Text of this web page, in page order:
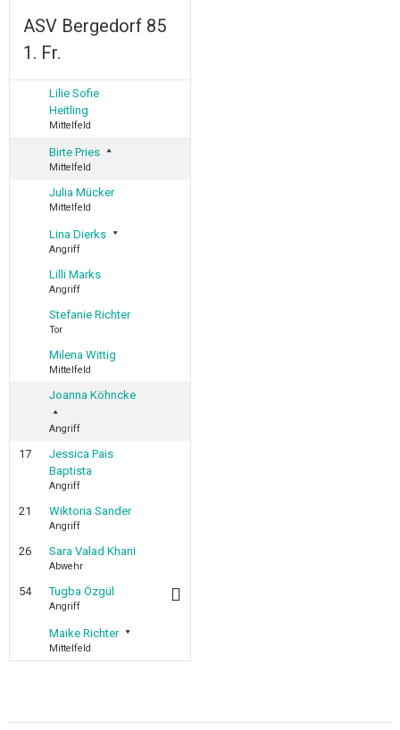
ASV Bergedorf 85
1. Fr.
Lilie Sofie
Heitling
Mittelfeld
Birte Pries
Mittelfeld
Julia Mücker
Mittelfeld
Lina Dierks
Angriff
Lilli Marks
Angriff
Stefanie Richter
Tor
Milena Wittig
Mittelfeld
Joanna Köhncke
Angriff
17
Jessica Pais
Baptista
Angriff
21 Wiktoria Sander
Angriff
26 Sara Valad Khani
Abwehr
54 Tugba Özgül
Angriff
Maike Richter
Mittelfeld